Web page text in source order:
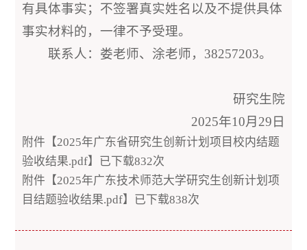
有具体事实；不签署真实姓名以及不提供具体
事实材料的，一律不予受理。
联系人：娄老师、涂老师，38257203。
研究生院
2025年10月29日
附件【2025年广东省研究生创新计划项目校内结题
验收结果.pdf】已下载832次
附件【2025年广东技术师范大学研究生创新计划项
目结题验收结果.pdf】已下载838次